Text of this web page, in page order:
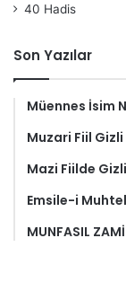
40 Hadis
Son Yazılar
Müennes İsim
Muzari Fiil
Mazi Fiilde
Emsile-i
MUNFASIL